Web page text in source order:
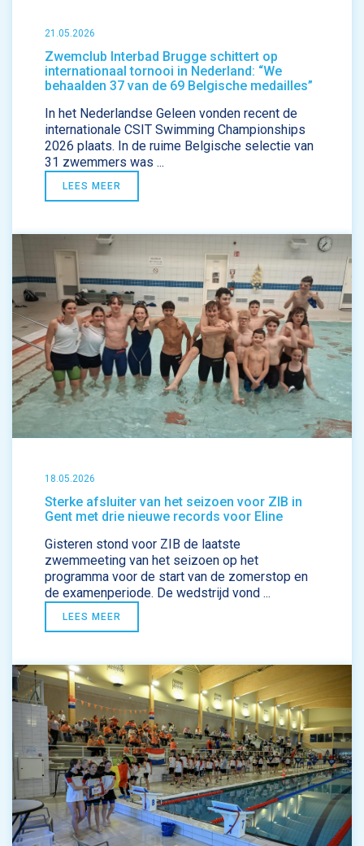
21.05.2026
Zwemclub Interbad Brugge schittert op
internationaal tornooi in Nederland: “We
behaalden 37 van de 69 Belgische medailles”
In het Nederlandse Geleen vonden recent de
internationale CSIT Swimming Championships
2026 plaats. In de ruime Belgische selectie van
31 zwemmers was ...
LEES MEER
18.05.2026
Sterke afsluiter van het seizoen voor ZIB in
Gent met drie nieuwe records voor Eline
Gisteren stond voor ZIB de laatste
zwemmeeting van het seizoen op het
programma voor de start van de zomerstop en
de examenperiode. De wedstrijd vond ...
LEES MEER